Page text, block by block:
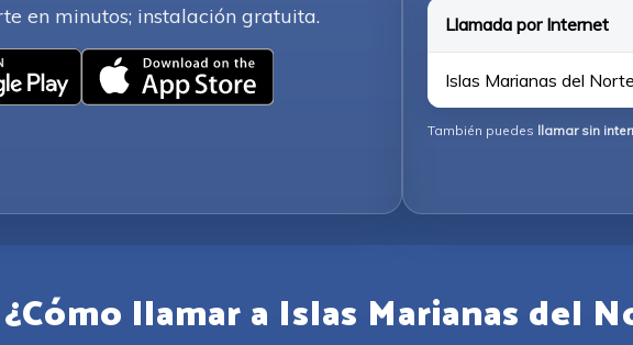
en minutos; instalación gratuita.
Llamada por Internet
Islas Marianas del
También puedes llamar sin
¿Cómo llamar a Islas Marianas del